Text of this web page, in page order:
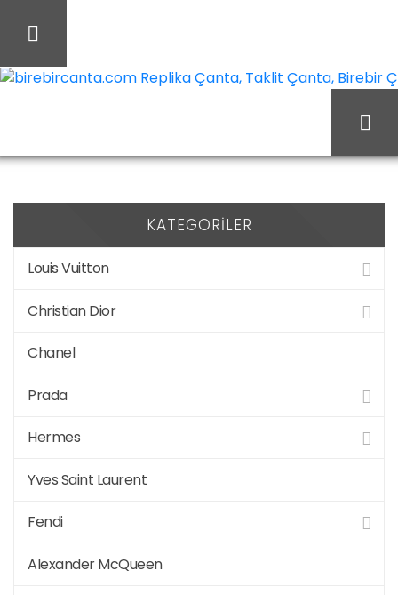
Ürünler “Replika
Çanta” olarak etiketlendi
KATEGORILER
Louis Vuitton
Christian Dior
Chanel
Prada
Hermes
Yves Saint Laurent
Fendi
Alexander McQueen